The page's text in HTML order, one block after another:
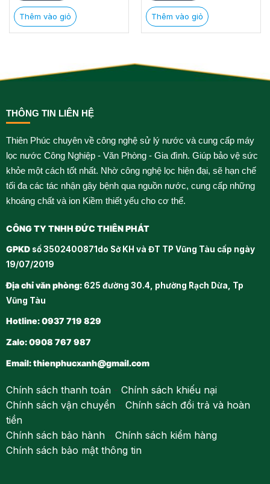
Thêm vào giỏ Thêm vào giỏ
THÔNG TIN LIÊN HỆ
Thiên Phúc chuyên về công nghệ sử lý nước và cung cấp máy
lọc nước Công Nghiệp - Văn Phòng - Gia đình. Giúp bảo vệ sức
khỏe một cách tốt nhất. Nhờ công nghệ lọc hiện đại, sẽ hạn chế
tối đa các tác nhận gây bệnh qua nguồn nước, cung cấp những
khoáng chất và ion Kiềm thiết yếu cho cơ thể.
CÔNG TY TNHH ĐỨC THIÊN PHÁT
GPKDsố 3502400871do Sở KH và ĐT TP Vũng Tàu cấp ngày
19/07/2019
Địa chỉ văn phòng:625 đường 30.4, phường Rạch Dừa, Tp
Vũng Tàu
Hotline: 0937 719 829
Zalo: 0908 767 987
Email:thienphucxanh@gmail.com
Chính sách thanh toán- Chính sách khiếu nại
Chính sách vận chuyển- Chính sách đổi trả và hoàn
tiền
Chính sách bảo hành- Chính sách kiểm hàng
Chính sách bảo mật thông tin